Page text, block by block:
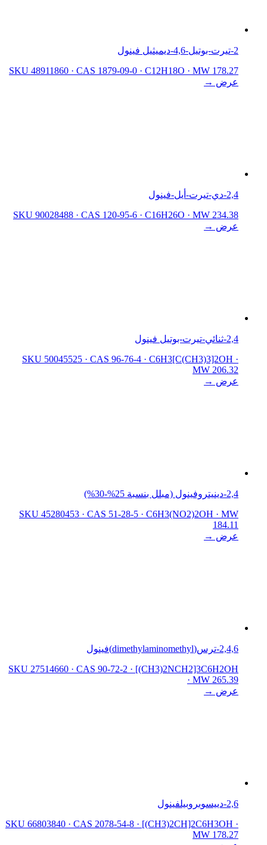
2-تيرت-بوتيل-4,6-ديميثيل فينول
SKU 48911860 · CAS 1879-09-0 · C12H18O · MW 178.27
عرض →
2,4-دي-تيرت-أيل-فينول
SKU 90028488 · CAS 120-95-6 · C16H26O · MW 234.38
عرض →
2,4-ثنائي-تيرت-بوتيل فينول
SKU 50045525 · CAS 96-76-4 · C6H3[C(CH3)3]2OH ·
MW 206.32
عرض →
2,4-دينيتروفينول (مبلل بنسبة 25%-30%)
SKU 45280453 · CAS 51-28-5 · C6H3(NO2)2OH · MW
184.11
عرض →
2,4,6-ترس(dimethylaminomethyl)فينول
SKU 27514660 · CAS 90-72-2 · [(CH3)2NCH2]3C6H2OH
· MW 265.39
عرض →
2,6-دييسوبروبيلفينول
SKU 66803840 · CAS 2078-54-8 · [(CH3)2CH]2C6H3OH ·
MW 178.27